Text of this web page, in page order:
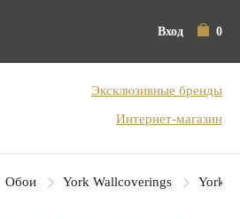
Вход 0
Эксклюзивные бренды
Интернет-магазин
Обои York Wallcoverings York